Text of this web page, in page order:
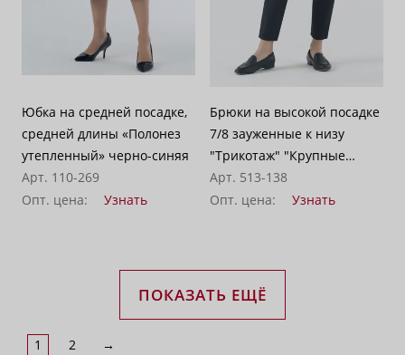
Юбка на средней посадке,
средней длины «Полонез
утепленный» черно-синяя
Арт. 110-269
Опт. цена:
Узнать
Брюки на высокой посадке
7/8 зауженные к низу
"Трикотаж" "Крупные
соты" серо-черные
Арт. 513-138
Опт. цена:
Узнать
ПОКАЗАТЬ ЕЩЁ
1 2 →